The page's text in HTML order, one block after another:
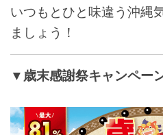
いつもとひと味違う沖縄
ましょう！
▼歳末感謝祭キャンペー